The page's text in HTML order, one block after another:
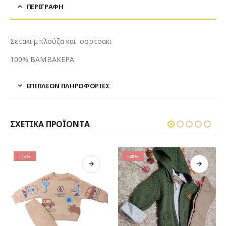
ΠΕΡΙΓΡΑΦΉ
Σετακι μπλούζα και σορτσακι
100% ΒΑΜΒΑΚΕΡΑ
ΕΠΙΠΛΈΟΝ ΠΛΗΡΟΦΟΡΊΕΣ
ΣΧΕΤΙΚΆ ΠΡΟΪΌΝΤΑ
-20%